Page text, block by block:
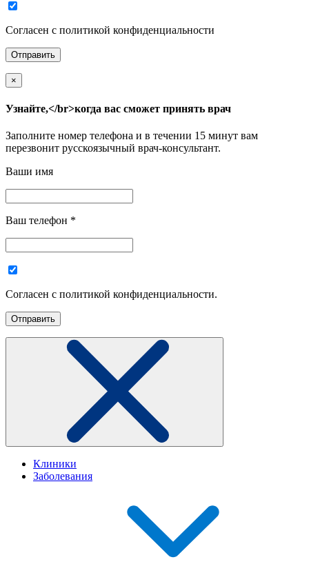
Согласен с политикой конфиденциальности
×
Узнайте,</br>когда вас сможет принять врач
Заполните номер телефона и в течении 15 минут вам
перезвонит русскоязычный врач-консультант.
Ваши имя
Ваш телефон *
Согласен с политикой конфиденциальности.
Клиники
Заболевания